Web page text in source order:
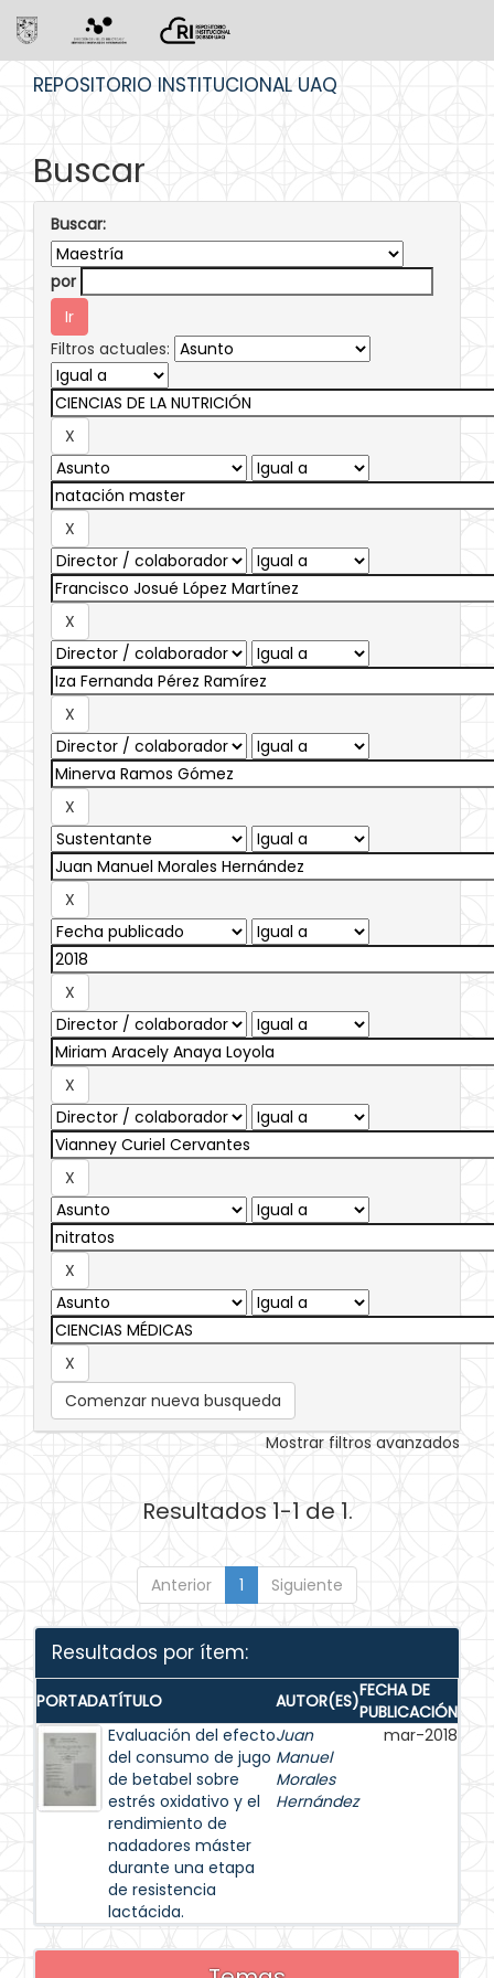
REPOSITORIO INSTITUCIONAL UAQ
Buscar
Buscar:
por
Filtros actuales:
Comenzar nueva busqueda
Mostrar filtros avanzados
Resultados 1-1 de 1.
Anterior 1 Siguiente
Resultados por ítem:
PORTADATÍTULO AUTOR(ES)FECHA DE
PUBLICACIÓN
Evaluación del efecto
del consumo de jugo
de betabel sobre
estrés oxidativo y el
rendimiento de
nadadores máster
durante una etapa
de resistencia
lactácida.
Juan
Manuel
Morales
Hernández
mar-2018